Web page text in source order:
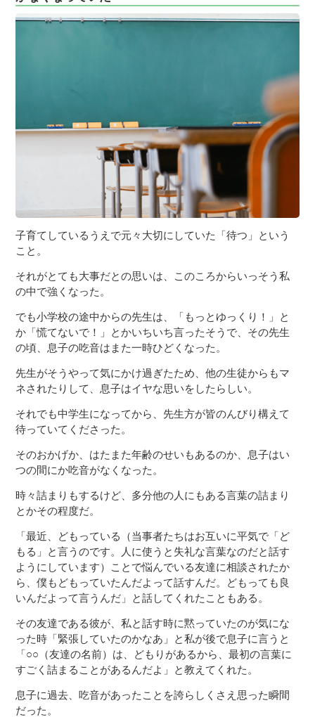
子育てしているうえで元々大切にしていた「待つ」という
こと。
それがとても大事だとの思いは、このころからいっそう私
の中で強くなった。
でも小学校の途中からの先生は、「もっとゆっくり！」と
か「慌てないで！」とかいちいち言ったそうで、その先生
の頃、息子の吃音はまた一時ひどくなった。
先生がそうやって気にかけ過ぎたため、他の生徒からもマ
ネされたりして、息子はイヤな思いをしたらしい。
それでも中学生になってから、先生方が皆のんびり構えて
待っていてくださった。
そのおかげか、はたまた年齢のせいもあるのか、息子はい
つの間にか吃音がなくなった。
時々詰まりもするけど、多分他の人にもある言葉の詰まり
とかその程度だ。
「最近、どもっている（当事者たちはお互いに平気で「ど
もる」と言うのです。人に使うと失礼な言葉なのだと話す
ようにしています）ことで悩んでいる友達に相談されたか
ら、僕もどもっていたんだよって話すんだ。どもっても良
いんだよって言うんだ」と話してくれたこともある。
その友達である彼が、私と話す時に黙っていたのが気にな
った時「緊張していたのかなあ」と私が後で息子に言うと
「○○（友達の名前）は、どもりがあるから、最初の言葉に
すごく詰まることがあるんだよ」と教えてくれた。
息子に過去、吃音があったことを誇らしくさえ思った瞬間
だった。